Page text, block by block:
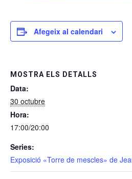
Afegeix al calendari
MOSTRA ELS DETALLS
Data:
30 octubre
Hora:
17:00/20:00
Series:
Exposició «Torre de mescles» de